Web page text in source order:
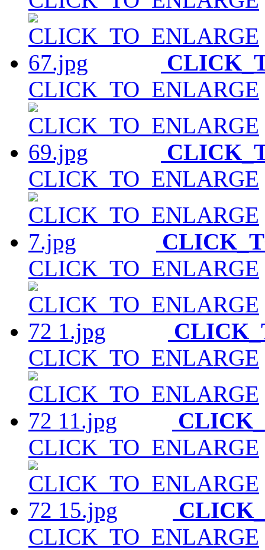
CLICK_TO_ENLARGE
CLICK_TO_ENLARGE
CLICK_TO_ENLARGE
CLICK_TO_ENLARGE
CLICK_TO_ENLARGE
CLICK_TO_ENLARGE